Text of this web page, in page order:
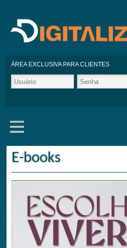
ÁREA EXCLUSIVA PARA CLIENTES
E-books